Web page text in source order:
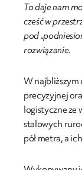
To daje nam
cześć w
pod
rozwiązanie.
W najbliższym
precyzyjnej
logistyczne ze
stalowych
pół metra, a